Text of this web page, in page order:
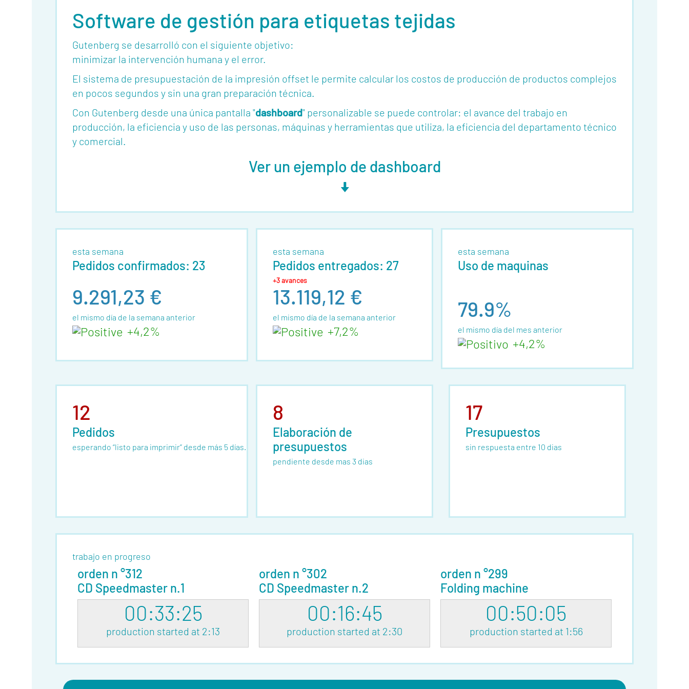
Quienes
somos
Funcionalidades
Eventos
Glosario
Contacto
Software de gestión para etiquetas tejidas
Gutenberg se desarrolló con el siguiente objetivo:
minimizar la intervención humana y el error.
El sistema de presupuestación de la impresión offset le permite calcular los costos de producción de productos complejos
en pocos segundos y sin una gran preparación técnica.
Con Gutenberg desde una única pantalla "dashboard" personalizable se puede controlar: el avance del trabajo en
producción, la eficiencia y uso de las personas, máquinas y herramientas que utiliza, la eficiencia del departamento técnico
y comercial.
Ver un ejemplo de dashboard
esta semana
Pedidos confirmados: 23
9.291,23 €
el mismo día de la semana anterior
+4,2%
esta semana
Pedidos entregados: 27
+3 avances
13.119,12 €
el mismo día de la semana anterior
+7,2%
esta semana
Uso de maquinas
79.9%
el mismo día del mes anterior
+4,2%
12
Pedidos
esperando “listo para imprimir” desde más 5 días.
8
Elaboración de
presupuestos
pendiente desde mas 3 dias
17
Presupuestos
sin respuesta entre 10 dias
trabajo en progreso
orden n °312
CD Speedmaster n.1
00:33:25
production started at 2:13
orden n °302
CD Speedmaster n.2
00:16:45
production started at 2:30
orden n °299
Folding machine
00:50:05
production started at 1:56